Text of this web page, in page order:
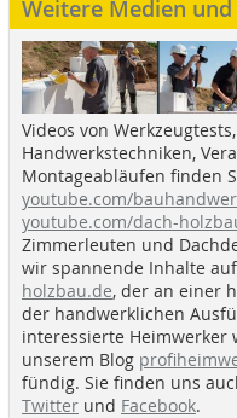
Weitere Medien und
Videos von Werkzeugtests,
Handwerkstechniken,
Montageabläufen finden
youtube.com/
youtube.com/dach-
Zimmerleuten und
wir spannende Inhalte auf
holzbau.de, der an einer
der handwerklichen
interessierte Heimwerker
unserem Blog
fündig. Sie finden uns
Twitter und Facebook.